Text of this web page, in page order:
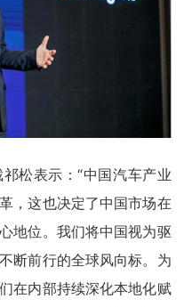
松表示：“中国汽车产业
，这也决定了中国市场在
地位。我们将中国视为驱
断前行的全球风向标。为
在内部持续深化本地化赋